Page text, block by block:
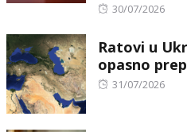
Posted
30/07/2026
Ratovi u
opasno
Posted
31/07/2026